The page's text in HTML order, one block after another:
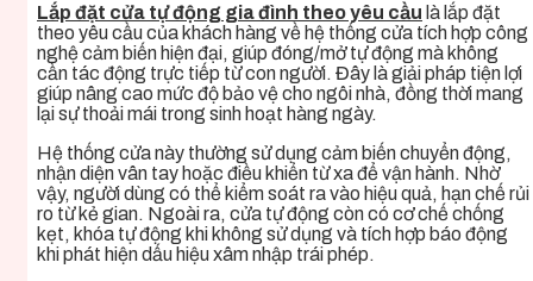
Lắp đặt cửa tự động gia đình theo yêu cầu là lắp đặt
theo yêu cầu của khách hàng về hệ thống cửa tích hợp công
nghệ cảm biến hiện đại, giúp đóng/mở tự động mà không
cần tác động trực tiếp từ con người. Đây là giải pháp tiện lợi
giúp nâng cao mức độ bảo vệ cho ngôi nhà, đồng thời mang
lại sự thoải mái trong sinh hoạt hàng ngày.
Hệ thống cửa này thường sử dụng cảm biến chuyển động,
nhận diện vân tay hoặc điều khiển từ xa để vận hành. Nhờ
vậy, người dùng có thể kiểm soát ra vào hiệu quả, hạn chế rủi
ro từ kẻ gian. Ngoài ra, cửa tự động còn có cơ chế chống
kẹt, khóa tự động khi không sử dụng và tích hợp báo động
khi phát hiện dấu hiệu xâm nhập trái phép.